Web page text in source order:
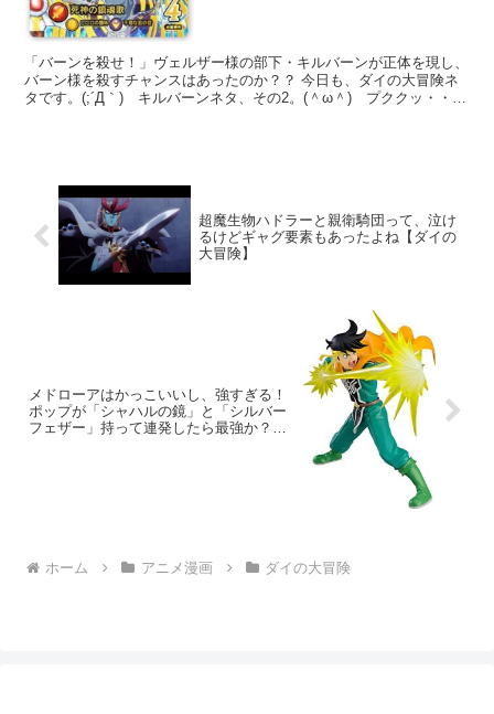
「バーンを殺せ！」ヴェルザー様の部下・キルバーンが正体を現し、
バーン様を殺すチャンスはあったのか？？ 今日も、ダイの大冒険ネ
タです。(;´Д｀) キルバーンネタ、その2。(＾ω＾) プククッ・・。
超魔生物ハドラーと親衛騎団って、泣け
るけどギャグ要素もあったよね【ダイの
大冒険】
メドローアはかっこいいし、強すぎる！
ポップが「シャハルの鏡」と「シルバー
フェザー」持って連発したら最強か？
ホーム アニメ漫画 ダイの大冒険